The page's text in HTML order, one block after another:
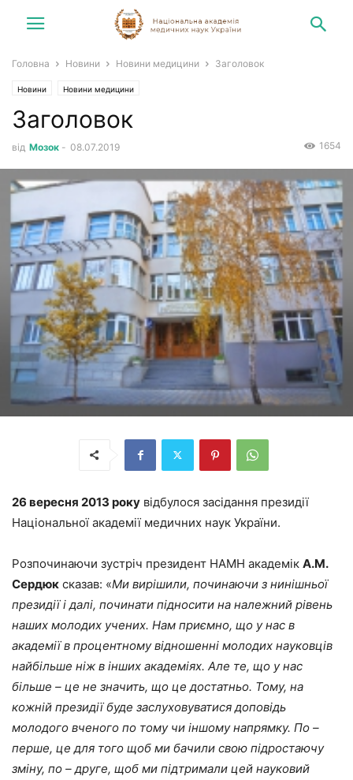
Головна Новини Новини медицини Заголовок
Новини Новини медицини
Заголовок
від Мозок - 08.07.2019 1654
26 вересня 2013 року відбулося засідання президії
Національної академії медичних наук України.
Розпочинаючи зустріч президент НАМН академік А.М.
Сердюк сказав: «Ми вирішили, починаючи з нинішньої
президії і далі, починати підносити на належний рівень
наших молодих учених. Нам приємно, що у нас в
академії в процентному відношенні молодих науковців
найбільше ніж в інших академіях. Але те, що у нас
більше – це не значить, що це достатньо. Тому, на
кожній президії буде заслуховуватися доповідь
молодого вченого по тому чи іншому напрямку. По –
перше, це для того щоб ми бачили свою підростаючу
зміну, по – друге, щоб ми підтримали цей науковий